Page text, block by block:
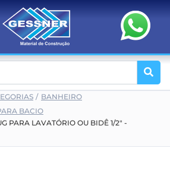
BANHEIRO
BACIO
PARA LAVATÓRIO OU BIDÊ 1/2" -